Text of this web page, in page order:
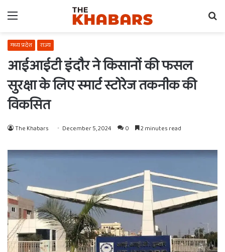
Menu
मध्य प्रदेश राज्य
आईआईटी इंदौर ने किसानों की फसल
सुरक्षा के लिए स्मार्ट स्टोरेज तकनीक की
विकसित
The Khabars December 5, 2024 0 2 minutes read